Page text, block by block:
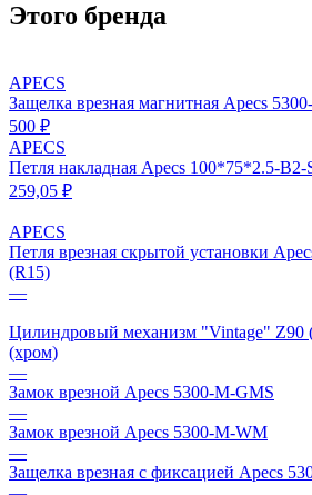
Этого бренда
APECS
Защелка врезная магнитная Apecs
500 ₽
APECS
Петля накладная Apecs 100*75*2.5-
259,05 ₽
APECS
Петля врезная скрытой установки
(R15)
—
Цилиндровый механизм "Vintage" Z90
(хром)
—
Замок врезной Apecs 5300-M-GMS
—
Замок врезной Apecs 5300-M-WM
—
Защелка врезная с фиксацией Apecs